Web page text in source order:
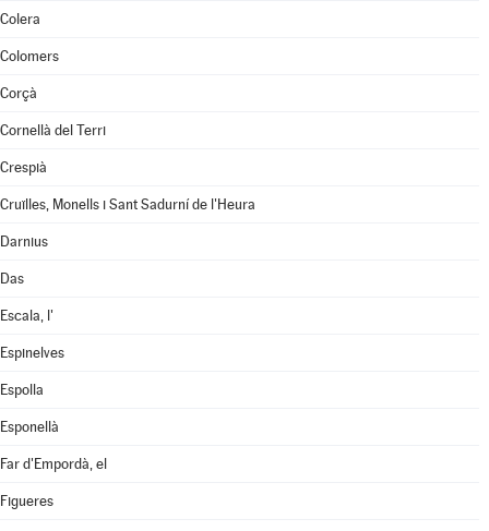
Colera
Colomers
Corçà
Cornellà del Terri
Crespià
Cruïlles, Monells i Sant Sadurní de l'Heura
Darnius
Das
Escala, l'
Espinelves
Espolla
Esponellà
Far d'Empordà, el
Figueres